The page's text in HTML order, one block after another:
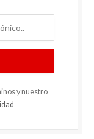
y nuestro